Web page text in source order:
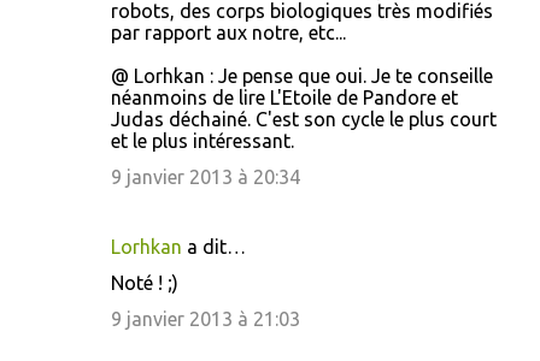
robots, des corps biologiques très modifiés
par rapport aux notre, etc...
@ Lorhkan : Je pense que oui. Je te conseille
néanmoins de lire L'Etoile de Pandore et
Judas déchainé. C'est son cycle le plus court
et le plus intéressant.
9 janvier 2013 à 20:34
Lorhkan a dit…
Noté ! ;)
9 janvier 2013 à 21:03